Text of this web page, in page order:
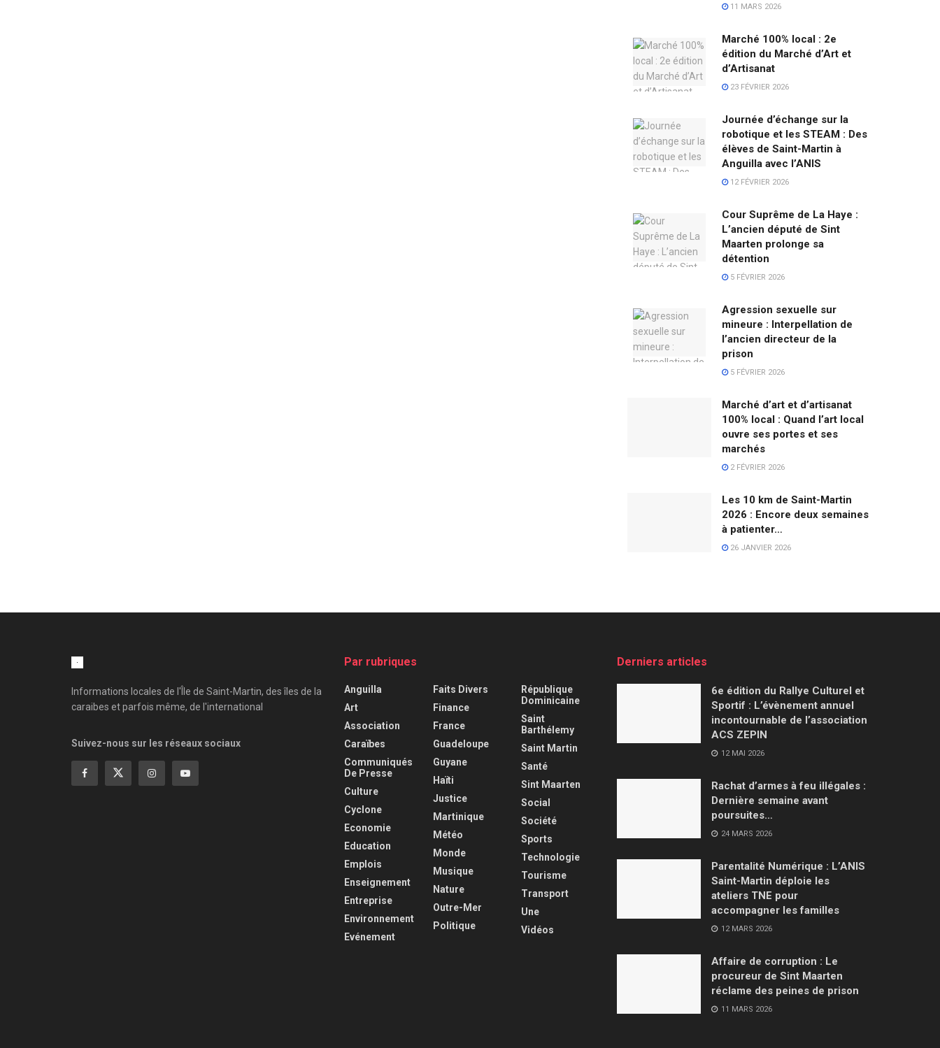
11 MARS 2026
Marché 100% local : 2e
édition du Marché d’Art et
d’Artisanat
23 FÉVRIER 2026
Journée d’échange sur la
robotique et les STEAM : Des
élèves de Saint-Martin à
Anguilla avec l’ANIS
12 FÉVRIER 2026
Cour Suprême de La Haye :
L’ancien député de Sint
Maarten prolonge sa
détention
5 FÉVRIER 2026
Agression sexuelle sur
mineure : Interpellation de
l’ancien directeur de la
prison
5 FÉVRIER 2026
Marché d’art et d’artisanat
100% local : Quand l’art local
ouvre ses portes et ses
marchés
2 FÉVRIER 2026
Les 10 km de Saint-Martin
2026 : Encore deux semaines
à patienter…
26 JANVIER 2026
Informations locales de l'Île de Saint-Martin, des îles de la
caraibes et parfois même, de l'international
Suivez-nous sur les réseaux sociaux
Par rubriques
Anguilla
Art
Association
Caraïbes
Communiqués
De Presse
Culture
Cyclone
Economie
Education
Emplois
Enseignement
Entreprise
Environnement
Evénement
Faits Divers
Finance
France
Guadeloupe
Guyane
Haïti
Justice
Martinique
Météo
Monde
Musique
Nature
Outre-Mer
Politique
République
Dominicaine
Saint
Barthélemy
Saint Martin
Santé
Sint Maarten
Social
Société
Sports
Technologie
Tourisme
Transport
Une
Vidéos
Derniers articles
6e édition du Rallye Culturel et
Sportif : L’évènement annuel
incontournable de l’association
ACS ZEPIN
12 MAI 2026
Rachat d’armes à feu illégales :
Dernière semaine avant
poursuites…
24 MARS 2026
Parentalité Numérique : L’ANIS
Saint-Martin déploie les
ateliers TNE pour
accompagner les familles
12 MARS 2026
Affaire de corruption : Le
procureur de Sint Maarten
réclame des peines de prison
11 MARS 2026